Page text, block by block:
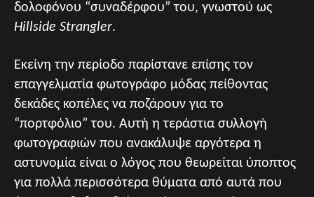
δολοφόνου “συναδέρφου” του, γνωστού ως
Hillside Strangler.
Εκείνη την περίοδο παρίστανε επίσης τον
επαγγελματία φωτογράφο μόδας πείθοντας
δεκάδες κοπέλες να ποζάρουν για το
“πορτφόλιο” του. Αυτή η τεράστια συλλογή
φωτογραφιών που ανακάλυψε αργότερα η
αστυνομία είναι ο λόγος που θεωρείται ύποπτος
για πολλά περισσότερα θύματα από αυτά που